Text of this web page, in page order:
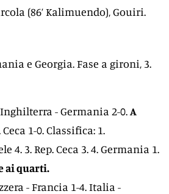
(86’ Kalimuendo), Gouiri.
e Georgia. Fase a gironi, 3.
Inghilterra - Germania 2-0. A
1-0. Classifica: 1.
4. 3. Rep. Ceca 3. 4. Germania 1.
ai quarti.
- Francia 1-4. Italia -